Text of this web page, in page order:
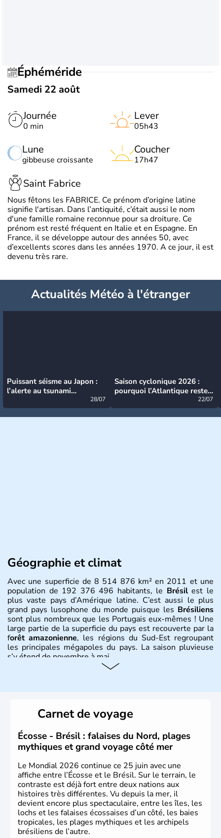
Éphéméride
Samedi 22 août
Journée
0 min
Lune
gibbeuse croissante
Lever
05h43
Coucher
17h47
Saint Fabrice
Nous fêtons les FABRICE. Ce prénom d’origine latine
signifie l'artisan. Dans l’antiquité, c’était aussi le nom
d'une famille romaine reconnue pour sa droiture. Ce
prénom est resté fréquent en Italie et en Espagne. En
France, il se développe autour des années 50, avec
d’excellents scores dans les années 1970. A ce jour, il est
devenu très rare.
Actualités Météo à l'étranger
Puissant séisme au Japon :
l’alerte au tsunami
28/07
Saison cyclonique 2026 :
pourquoi l’Atlantique reste
22/07
Géographie et climat
Avec une superficie de 8 514 876 km² en 2011 et une
population de 192 376 496 habitants, le Brésilest le
plus vaste pays d’Amérique latine. C’est aussi le plus
grand pays lusophone du monde puisque les Brésiliens
sont plus nombreux que les Portugais eux-mêmes ! Une
large partie de la superficie du pays est recouverte par la
forêt amazonienne, les régions du Sud-Est regroupant
les principales mégapoles du pays. La saison pluvieuse
s’y étend de novembre à mai.
du Brésil ont été atteintes par le portugais Cabral en
1500. Durant le XVIe siècle, de très nombreux esclaves
venus d'Afrique ont permis une large exploitation des
ressources en sucre du pays.
Carnet de voyage
Écosse - Brésil : falaises du Nord, plages
mythiques et grand voyage côté mer
Le Mondial 2026 continue ce 25 juin avec une
affiche entre l’Écosse et le Brésil. Sur le terrain, le
contraste est déjà fort entre deux nations aux
histoires très différentes. Vu depuis la mer, il
devient encore plus spectaculaire, entre les îles, les
lochs et les falaises écossaises d’un côté, les baies
tropicales, les plages mythiques et les archipels
brésiliens de l’autre.